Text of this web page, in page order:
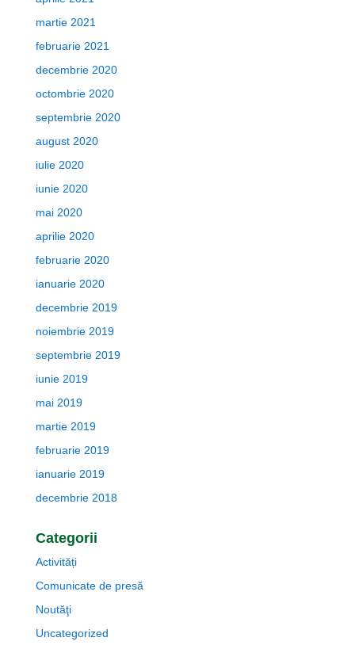
martie 2021
februarie 2021
decembrie 2020
octombrie 2020
septembrie 2020
august 2020
iulie 2020
iunie 2020
mai 2020
aprilie 2020
februarie 2020
ianuarie 2020
decembrie 2019
noiembrie 2019
septembrie 2019
iunie 2019
mai 2019
martie 2019
februarie 2019
ianuarie 2019
decembrie 2018
Categorii
Activități
Comunicate de presă
Noutăţi
Uncategorized